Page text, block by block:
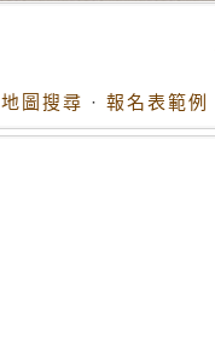
地圖搜尋 · 報名表範例